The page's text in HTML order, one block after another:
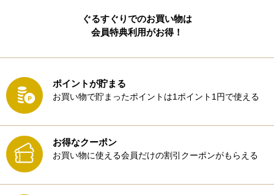
ぐるすぐりでのお買い物は
会員特典利用がお得！
ポイントが貯まる
お買い物で貯まったポイントは1ポイント1円で使える
お得なクーポン
お買い物に使える会員だけの割引クーポンがもらえる